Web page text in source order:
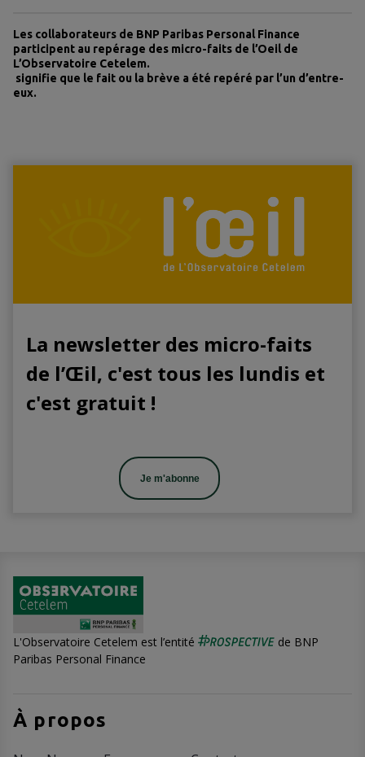
Les collaborateurs de BNP Paribas Personal Finance
participent au repérage des micro-faits de l’Oeil de
L’Observatoire Cetelem.
signifie que le fait ou la brève a été repéré par l’un d’entre-
eux.
La newsletter des micro-faits
de l’Œil, c'est tous les lundis et
c'est gratuit !
Je m'abonne
L'Observatoire Cetelem est l’entité
de BNP
Paribas Personal Finance
À propos